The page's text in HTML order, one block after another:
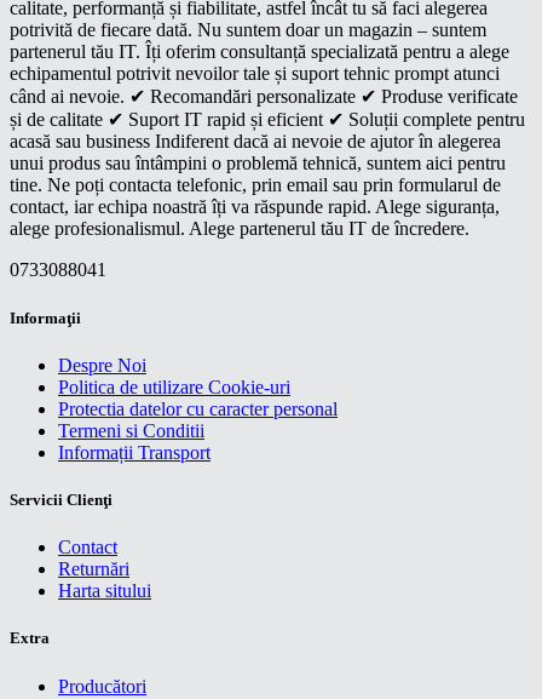
calitate, performanță și fiabilitate, astfel încât tu să faci alegerea
potrivită de fiecare dată. Nu suntem doar un magazin – suntem
partenerul tău IT. Îți oferim consultanță specializată pentru a alege
echipamentul potrivit nevoilor tale și suport tehnic prompt atunci
când ai nevoie. ✔ Recomandări personalizate ✔ Produse verificate
și de calitate ✔ Suport IT rapid și eficient ✔ Soluții complete pentru
acasă sau business Indiferent dacă ai nevoie de ajutor în alegerea
unui produs sau întâmpini o problemă tehnică, suntem aici pentru
tine. Ne poți contacta telefonic, prin email sau prin formularul de
contact, iar echipa noastră îți va răspunde rapid. Alege siguranța,
alege profesionalismul. Alege partenerul tău IT de încredere.
0733088041
Informaţii
Despre Noi
Politica de utilizare Cookie-uri
Protectia datelor cu caracter personal
Termeni si Conditii
Informații Transport
Servicii Clienţi
Contact
Returnări
Harta sitului
Extra
Producători